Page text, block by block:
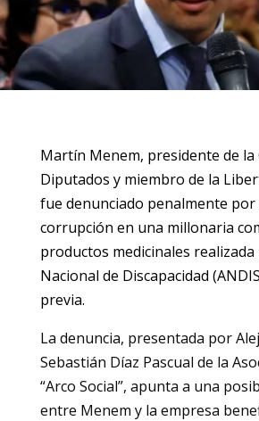
Martín Menem, presidente de la
Diputados y miembro de la
fue denunciado penalmente
corrupción en una millonaria
productos medicinales
Nacional de Discapacidad
previa.
La denuncia, presentada por
Sebastián Díaz Pascual de la
“Arco Social”, apunta a una
entre Menem y la empresa